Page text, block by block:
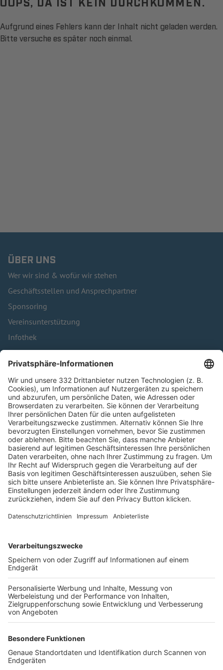
Aufgrund eines Fehlers kann der Inhalt nicht geladen werden.
Bitte versuche es später noch einmal.
ÜBER UNS
Wer wir sind & wofür wir stehen
Geschäftsstellen und Ansprechpartner
Sponsoring
Vereinsunterstützung
Infothek
Kontakt
HÄUFIG BESUCHTE SEITEN
Pässe und Vereinswechsel
Trainerausbildung
Schulungsangebot Vereinsmitarbeiter
BFV-Geschäftsstellen
Trainerbörse
Login SpielPlus
FOLGE DEM BFV
TOP-VEREINE
TOP-PARTNER